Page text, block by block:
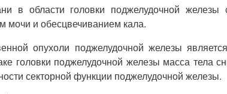
в области головки поджелудочной
мочи и обесцвечиванием кала.
опухоли поджелудочной железы
головки поджелудочной железы масса
секторной функции поджелудочной железы.